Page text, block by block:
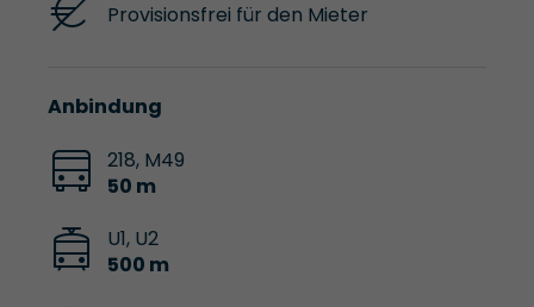
Provisionsfrei für den Mieter
Anbindung
218, M49
50 m
U1, U2
500 m